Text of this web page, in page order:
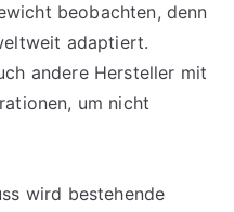
beobachten, denn
adaptiert.
andere Hersteller mit
um nicht
wird bestehende